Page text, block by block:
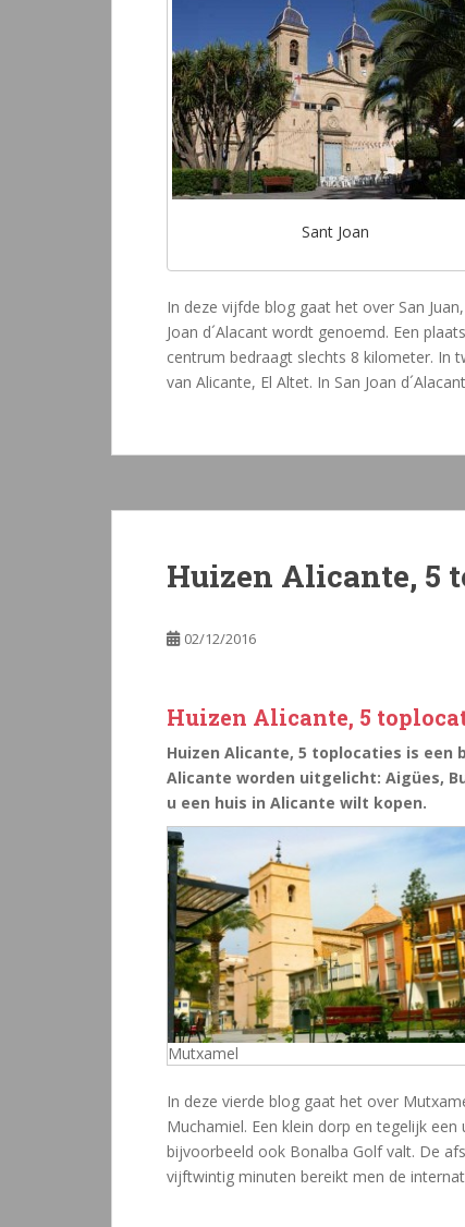
Sant Joan
In deze vijfde blog gaat het over San
Joan d´Alacant wordt genoemd. Een
centrum bedraagt slechts 8 kilometer. In
van Alicante, El Altet. In San Joan
Huizen Alicante, 5
02/12/2016
Huizen Alicante, 5
Huizen Alicante, 5 toplocaties is een
Alicante worden uitgelicht: Aigües,
u een huis in Alicante wilt kopen.
Mutxamel
In deze vierde blog gaat het over
Muchamiel. Een klein dorp en tegelijk
bijvoorbeeld ook Bonalba Golf valt. De
vijftwintig minuten bereikt men de